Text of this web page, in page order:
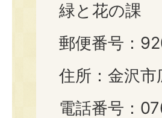
緑と花の課
郵便番号：
住所：金沢市
電話番号：